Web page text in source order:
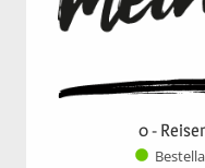
0 -